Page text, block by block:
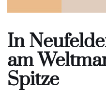
In
am
Spitze